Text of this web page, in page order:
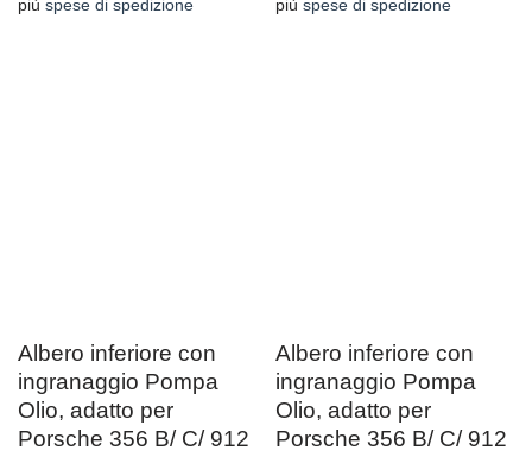
più spese di spedizione piùspese di spedizione
Albero inferiore con
ingranaggio Pompa
Olio, adatto per
Porsche 356 B/ C/ 912
Albero inferiore con
ingranaggio Pompa
Olio, adatto per
Porsche 356 B/ C/ 912